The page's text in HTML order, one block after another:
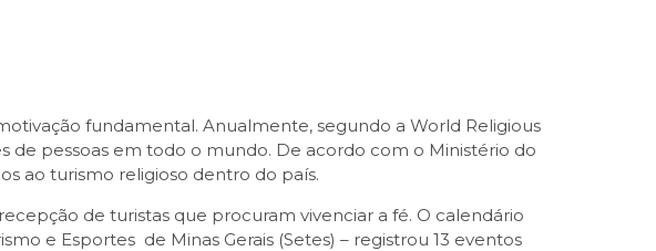
fundamental. Anualmente, segundo a World Religious
de pessoas em todo o mundo. De acordo com o Ministério do
ao turismo religioso dentro do país.
de turistas que procuram vivenciar a fé. O calendário
e Esportes de Minas Gerais (Setes) – registrou 13 eventos